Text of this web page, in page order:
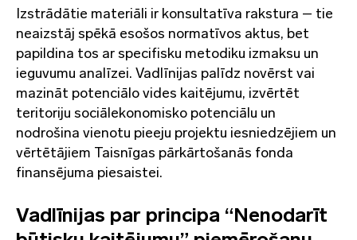
Izstrādātie materiāli ir konsultatīva rakstura – tie
neaizstāj spēkā esošos normatīvos aktus, bet
papildina tos ar specifisku metodiku izmaksu un
ieguvumu analīzei. Vadlīnijas palīdz novērst vai
mazināt potenciālo vides kaitējumu, izvērtēt
teritoriju sociālekonomisko potenciālu un
nodrošina vienotu pieeju projektu iesniedzējiem un
vērtētājiem Taisnīgas pārkārtošanās fonda
finansējuma piesaistei.
Vadlīnijas par principa “Nenodarīt